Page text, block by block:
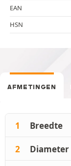
EAN
HSN
AFMETINGEN
1 Breedte
2 Diameter